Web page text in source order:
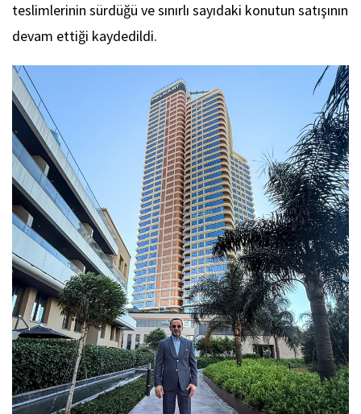
teslimlerinin sürdüğü ve sınırlı sayıdaki konutun satışının
devam ettiği kaydedildi.